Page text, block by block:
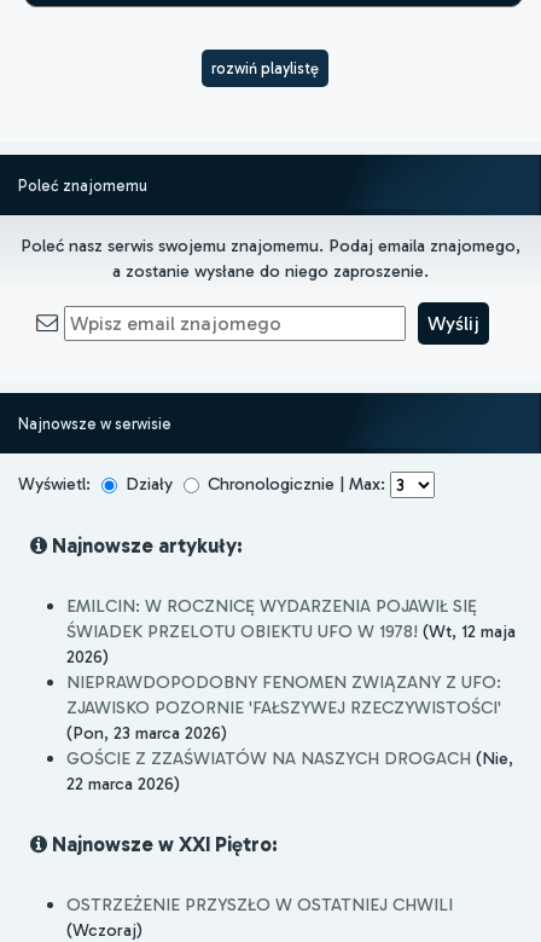
rozwiń playlistę
Poleć znajomemu
Poleć nasz serwis swojemu znajomemu. Podaj emaila znajomego,
a zostanie wysłane do niego zaproszenie.
Najnowsze w serwisie
Wyświetl: Działy Chronologicznie | Max:
Najnowsze artykuły:
EMILCIN: W ROCZNICĘ WYDARZENIA POJAWIŁ SIĘ
ŚWIADEK PRZELOTU OBIEKTU UFO W 1978! (Wt, 12 maja
2026)
NIEPRAWDOPODOBNY FENOMEN ZWIĄZANY Z UFO:
ZJAWISKO POZORNIE 'FAŁSZYWEJ RZECZYWISTOŚCI'
(Pon, 23 marca 2026)
GOŚCIE Z ZZAŚWIATÓW NA NASZYCH DROGACH (Nie,
22 marca 2026)
Najnowsze w XXI Piętro:
OSTRZEŻENIE PRZYSZŁO W OSTATNIEJ CHWILI
(Wczoraj)